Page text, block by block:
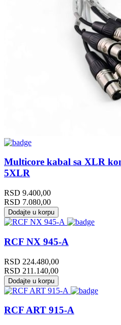
Multicore kabal sa XLR
5XLR
RSD 9.400,00
RSD 7.080,00
Dodajte u korpu
RCF NX 945-A
RSD 224.480,00
RSD 211.140,00
Dodajte u korpu
RCF ART 915-A